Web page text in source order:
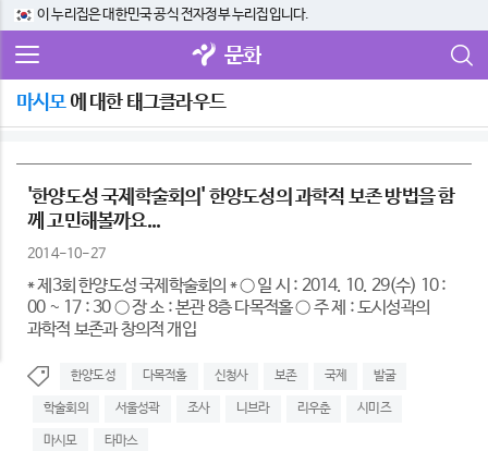
이 누리집은 대한민국 공식 전자정부 누리집입니다.
문화
마시모에 대한 태그클라우드
'한양도성 국제학술회의' 한양도성의 과학적 보존 방법을 함
께 고민해볼까요...
2014-10-27
* 제3회 한양도성 국제학술회의 * ○ 일 시 : 2014. 10. 29(수) 10 :
00 ~ 17 : 30 ○ 장 소 : 본관 8층 다목적홀 ○ 주 제 : 도시성곽의
과학적 보존과 창의적 개입
한양도성 다목적홀 신청사 보존 국제 발굴
학술회의 서울성곽 조사 니브라 리우춘 시미즈
마시모 타마스